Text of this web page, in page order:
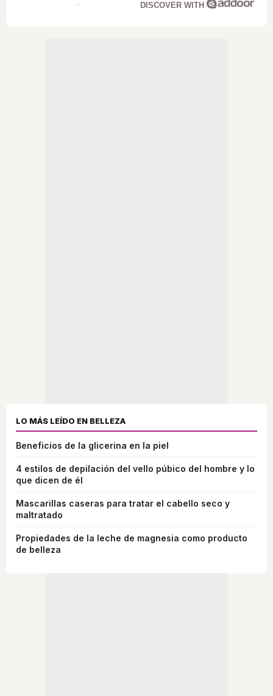
DISCOVER WITH
LO MÁS LEÍDO EN BELLEZA
Beneficios de la glicerina en la piel
4 estilos de depilación del vello púbico del hombre y lo
que dicen de él
Mascarillas caseras para tratar el cabello seco y
maltratado
Propiedades de la leche de magnesia como producto
de belleza